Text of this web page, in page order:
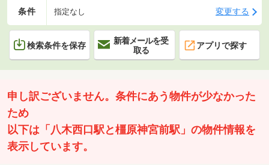
条件 指定なし 変更する
検索条件を保存
新着メールを受
取る
アプリで探す
申し訳ございません。条件にあう物件が少なかった
ため
以下は「八木西口駅と橿原神宮前駅」の物件情報を
表示しています。